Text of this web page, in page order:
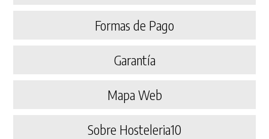
Formas de Pago
Garantía
Mapa Web
Sobre Hosteleria10